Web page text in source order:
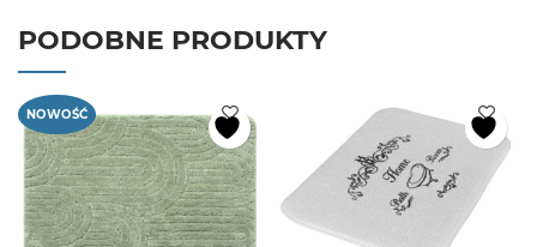
PODOBNE PRODUKTY
NOWOŚĆ